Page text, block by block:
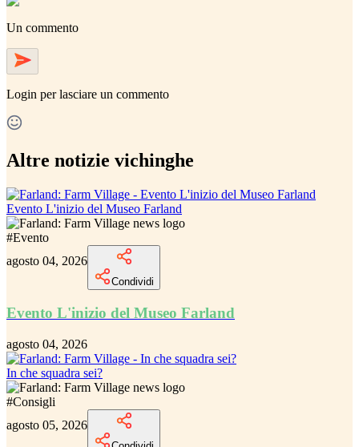
Un commento
Login per lasciare un commento
Altre notizie vichinghe
Evento L'inizio del Museo Farland
#Evento
agosto 04, 2026
Condividi
Evento L'inizio del Museo Farland
agosto 04, 2026
In che squadra sei?
#Consigli
agosto 05, 2026